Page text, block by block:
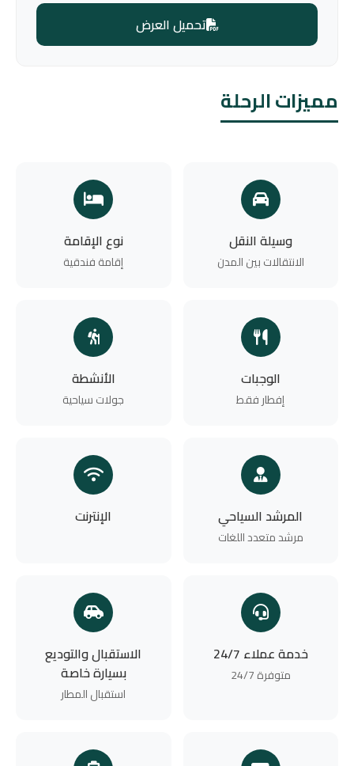
مميزات الرحلة
وسيلة النقل
الانتقالات بين المدن
نوع الإقامة
إقامة فندقية
الوجبات
إفطار فقط
الأنشطة
جولات سياحية
المرشد السياحي
مرشد متعدد اللغات
الإنترنت
خدمة عملاء 24/7
متوفرة 24/7
الاستقبال والتوديع
بسيارة خاصة
استقبال المطار
تحميل العرض